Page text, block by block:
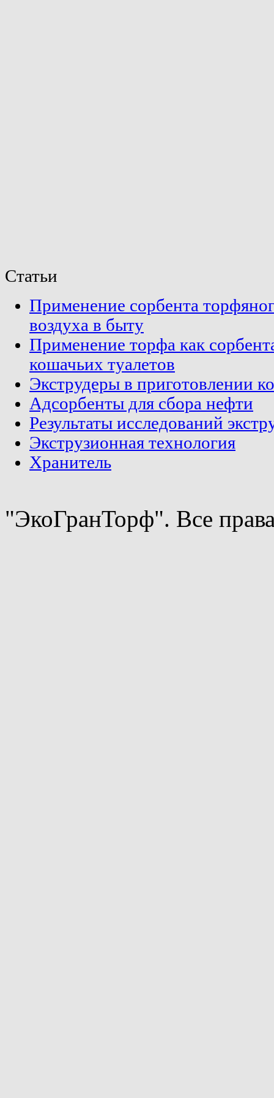
Статьи
Применение сорбента
воздуха в быту
Применение торфа как
кошачьих туалетов
Экструдеры в приготовлении
Адсорбенты для сбора нефти
Результаты исследований
Экструзионная технология
Хранитель
"ЭкоГранТорф". Все